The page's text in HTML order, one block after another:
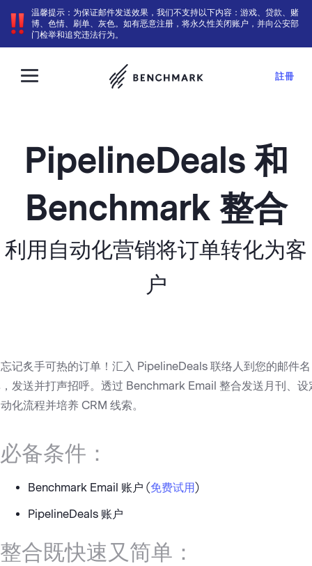
温馨提示：为保证邮件发送效果，我们不支持以下内容：游戏、贷款、赌
博、色情、刷单、灰色。如有恶意注册，将永久性关闭账户，并向公安部
门检举和追究违法行为。
註冊
PipelineDeals 和
Benchmark 整合
利用自动化营销将订单转化为客
户
记炙手可热的订单！汇入 PipelineDeals 联络人到您的邮件名
发送并打声招呼。透过 Benchmark Email 整合发送月刊、设
化流程并培养 CRM 线索。
必备条件：
Benchmark Email 账户 (免费试用)
PipelineDeals 账户
整合既快速又简单：